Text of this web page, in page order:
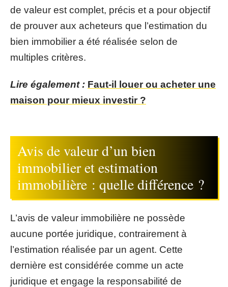
de valeur est complet, précis et a pour objectif
de prouver aux acheteurs que l’estimation du
bien immobilier a été réalisée selon de
multiples critères.
Lire également : Faut-il louer ou acheter une
maison pour mieux investir ?
Avis de valeur d’un bien
immobilier et estimation
immobilière : quelle différence ?
L’avis de valeur immobilière ne possède
aucune portée juridique, contrairement à
l’estimation réalisée par un agent. Cette
dernière est considérée comme un acte
juridique et engage la responsabilité de